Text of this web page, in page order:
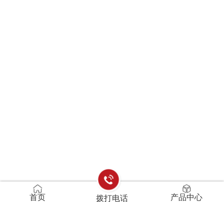
首页 拨打电话 产品中心